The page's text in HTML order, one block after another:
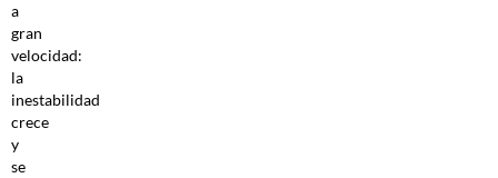
a
gran
velocidad:
la
inestabilidad
crece
y
se